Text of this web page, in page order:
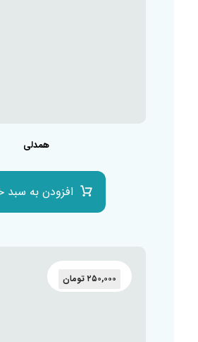
همدلی
افزودن به سبد
۲۵۰,۰۰۰ تومان